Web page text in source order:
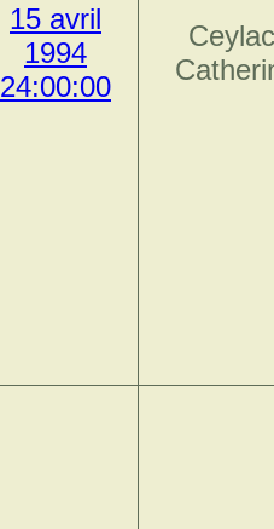
15 avril
1994
24:00:00